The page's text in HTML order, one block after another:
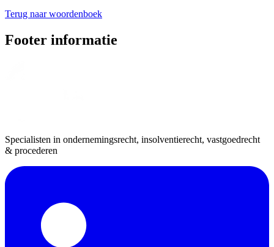
Terug naar woordenboek
Footer informatie
Specialisten in ondernemingsrecht, insolventierecht, vastgoedrecht
& procederen